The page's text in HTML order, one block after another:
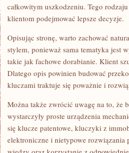
całkowitym uszkodzeniu. Tego
klientom podejmować lepsze decyzje.
Opisując stronę, warto zachować
stylem, ponieważ sama tematyka jest
takie jak fachowe dorabianie. Klient
Dlatego opis powinien budować
kluczami traktuje się poważnie i
Można także zwrócić uwagę na to, że
wystarczyły proste urządzenia
się klucze patentowe, kluczyki z
elektroniczne i nietypowe rozwiązania